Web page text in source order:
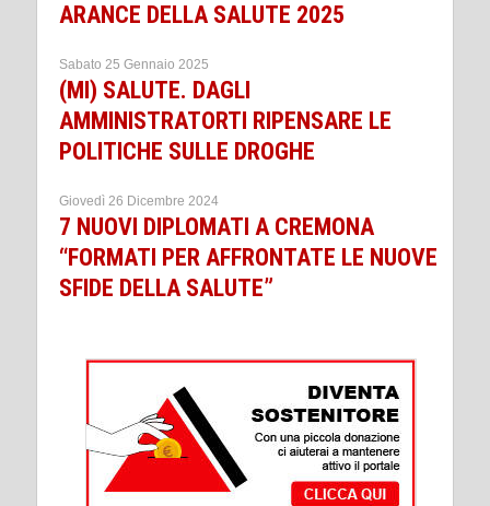
ARANCE DELLA SALUTE 2025
Sabato 25 Gennaio 2025
(MI) SALUTE. DAGLI
AMMINISTRATORTI RIPENSARE LE
POLITICHE SULLE DROGHE
Giovedì 26 Dicembre 2024
7 NUOVI DIPLOMATI A CREMONA
“FORMATI PER AFFRONTATE LE NUOVE
SFIDE DELLA SALUTE”